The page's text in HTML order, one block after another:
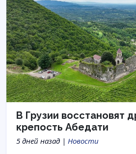
В Грузии восстановят
крепость Абедати
5 дней назад | Новости